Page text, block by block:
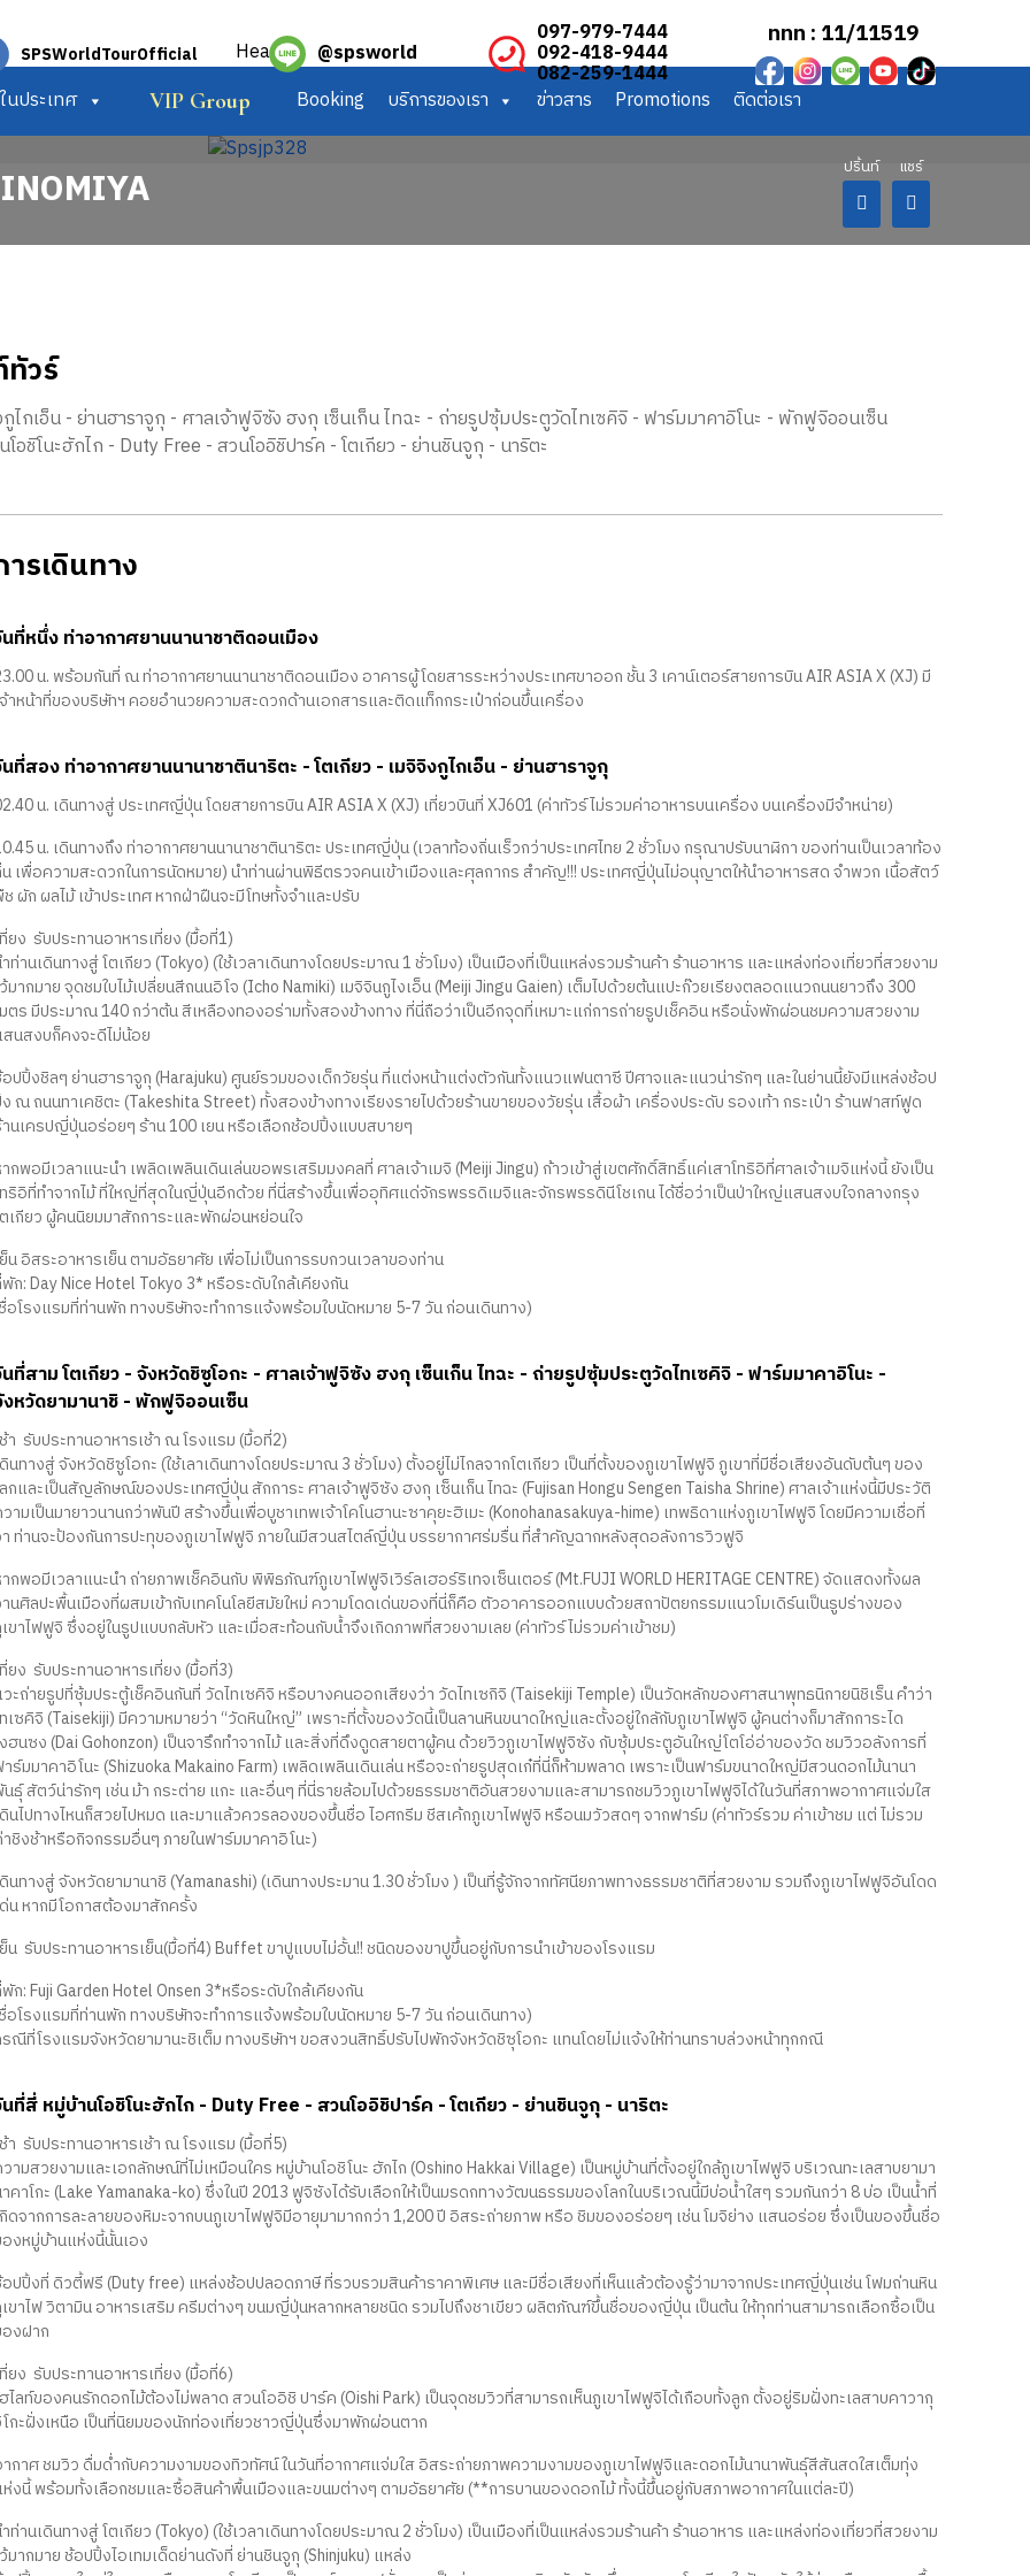
SPSWorldTourOfficial @spsworld
097-979-7444
092-418-9444
082-259-1444
ททท : 11/11519
นประเทศ VIP Group Booking บริการของเรา ข่าวสาร Promotions ติดต่อเรา
ทัวร์
ไกเอ็น - ย่านฮาราจูกุ - ศาลเจ้าฟูจิซัง ฮงกุ เซ็นเก็น ไทฉะ - ถ่ายรูปซุ้มประตูวัดไทเซคิจิ - ฟาร์มมาคาอิโนะ - พักฟูจิออนเซ็น
อชิโนะฮักไก - Duty Free - สวนโออิชิปาร์ค - โตเกียว - ย่านชินจูกุ - นาริตะ
รเดินทาง
ที่หนึ่ง ท่าอากาศยานนานาชาติดอนเมือง
น. พร้อมกันที่ ณ ท่าอากาศยานนานาชาติดอนเมือง อาคารผู้โดยสารระหว่างประเทศขาออก ชั้น 3 เคาน์เตอร์สายการบิน AIR ASIA X (XJ) มี
าหน้าที่ของบริษัทฯ คอยอำนวยความสะดวกด้านเอกสารและติดแท็กกระเป๋าก่อนขึ้นเครื่อง
ที่สอง ท่าอากาศยานนานาชาตินาริตะ - โตเกียว - เมจิจิงกูไกเอ็น - ย่านฮาราจูกุ
น. เดินทางสู่ ประเทศญี่ปุ่น โดยสายการบิน AIR ASIA X (XJ) เที่ยวบินที่ XJ601 (ค่าทัวร์ไม่รวมค่าอาหารบนเครื่อง บนเครื่องมีจำหน่าย)
น. เดินทางถึง ท่าอากาศยานนานาชาตินาริตะ ประเทศญี่ปุ่น (เวลาท้องถิ่นเร็วกว่าประเทศไทย 2 ชั่วโมง กรุณาปรับนาฬิกา ของท่านเป็นเวลาท้อง
เพื่อความสะดวกในการนัดหมาย) นำท่านผ่านพิธีตรวจคนเข้าเมืองและศุลกากร สำคัญ!!! ประเทศญี่ปุ่นไม่อนุญาตให้นำอาหารสด จำพวก เนื้อสัตว์
ผัก ผลไม้ เข้าประเทศ หากฝ่าฝืนจะมีโทษทั้งจำและปรับ
ยง รับประทานอาหารเที่ยง (มื้อที่1)
ท่านเดินทางสู่ โตเกียว (Tokyo) (ใช้เวลาเดินทางโดยประมาณ 1 ชั่วโมง) เป็นเมืองที่เป็นแหล่งรวมร้านค้า ร้านอาหาร และแหล่งท่องเที่ยวที่สวยงาม
มากมาย จุดชมใบไม้เปลี่ยนสีถนนอิโจ (Icho Namiki) เมจิจินกูไงเอ็น (Meiji Jingu Gaien) เต็มไปด้วยต้นแปะก๊วยเรียงตลอดแนวถนนยาวถึง 300
ตร มีประมาณ 140 กว่าต้น สีเหลืองทองอร่ามทั้งสองข้างทาง ที่นี่ถือว่าเป็นอีกจุดที่เหมาะแก่การถ่ายรูปเช็คอิน หรือนั่งพักผ่อนชมความสวยงาม
นสงบก็คงจะดีไม่น้อย
ปปิ้งชิลๆ ย่านฮาราจูกุ (Harajuku) ศูนย์รวมของเด็กวัยรุ่น ที่แต่งหน้าแต่งตัวกันทั้งแนวแฟนตาซี ปีศาจและแนวน่ารักๆ และในย่านนี้ยังมีแหล่งช้อป
ณ ถนนทาเคชิตะ (Takeshita Street) ทั้งสองข้างทางเรียงรายไปด้วยร้านขายของวัยรุ่น เสื้อผ้า เครื่องประดับ รองเท้า กระเป๋า ร้านฟาสท์ฟูด
นเครปญี่ปุ่นอร่อยๆ ร้าน 100 เยน หรือเลือกช้อปปิ้งแบบสบายๆ
กพอมีเวลาแนะนำ เพลิดเพลินเดินเล่นขอพรเสริมมงคลที่ ศาลเจ้าเมจิ (Meiji Jingu) ก้าวเข้าสู่เขตศักดิ์สิทธิ์แค่เสาโทริอิที่ศาลเจ้าเมจิแห่งนี้ ยังเป็น
ริอิที่ทำจากไม้ ที่ใหญ่ที่สุดในญี่ปุ่นอีกด้วย ที่นี่สร้างขึ้นเพื่ออุทิศแด่จักรพรรดิเมจิและจักรพรรดินีโชเกน ได้ชื่อว่าเป็นป่าใหญ่แสนสงบใจกลางกรุง
เกียว ผู้คนนิยมมาสักการะและพักผ่อนหย่อนใจ
น อิสระอาหารเย็น ตามอัธยาศัย เพื่อไม่เป็นการรบกวนเวลาของท่าน
ก: Day Nice Hotel Tokyo 3* หรือระดับใกล้เคียงกัน
อโรงแรมที่ท่านพัก ทางบริษัทจะทำการแจ้งพร้อมใบนัดหมาย 5-7 วัน ก่อนเดินทาง)
ที่สาม โตเกียว - จังหวัดชิซูโอกะ - ศาลเจ้าฟูจิซัง ฮงกุ เซ็นเก็น ไทฉะ - ถ่ายรูปซุ้มประตูวัดไทเซคิจิ - ฟาร์มมาคาอิโนะ -
หวัดยามานาชิ - พักฟูจิออนเซ็น
า รับประทานอาหารเช้า ณ โรงแรม (มื้อที่2)
นทางสู่ จังหวัดชิซูโอกะ (ใช้เลาเดินทางโดยประมาณ 3 ชั่วโมง) ตั้งอยู่ไม่ไกลจากโตเกียว เป็นที่ตั้งของภูเขาไฟฟูจิ ภูเขาที่มีชื่อเสียงอันดับต้นๆ ของ
กและเป็นสัญลักษณ์ของประเทศญี่ปุ่น สักการะ ศาลเจ้าฟูจิซัง ฮงกุ เซ็นเก็น ไทฉะ (Fujisan Hongu Sengen Taisha Shrine) ศาลเจ้าแห่งนี้มีประวัติ
ามเป็นมายาวนานกว่าพันปี สร้างขึ้นเพื่อบูชาเทพเจ้าโคโนฮานะซาคุยะฮิเมะ (Konohanasakuya-hime) เทพธิดาแห่งภูเขาไฟฟูจิ โดยมีความเชื่อที่
ท่านจะป้องกันการปะทุของภูเขาไฟฟูจิ ภายในมีสวนสไตล์ญี่ปุ่น บรรยากาศร่มรื่น ที่สำคัญฉากหลังสุดอลังการวิวฟูจิ
กพอมีเวลาแนะนำ ถ่ายภาพเช็คอินกับ พิพิธภัณฑ์ภูเขาไฟฟูจิเวิร์ลเฮอร์ริเทจเซ็นเตอร์ (Mt.FUJI WORLD HERITAGE CENTRE) จัดแสดงทั้งผล
นศิลปะพื้นเมืองที่ผสมเข้ากับเทคโนโลยีสมัยใหม่ ความโดดเด่นของที่นี่ก็คือ ตัวอาคารออกแบบด้วยสถาปัตยกรรมแนวโมเดิร์นเป็นรูปร่างของ
ขาไฟฟูจิ ซึ่งอยู่ในรูปแบบกลับหัว และเมื่อสะท้อนกับน้ำจึงเกิดภาพที่สวยงามเลย (ค่าทัวร์ไม่รวมค่าเข้าชม)
ยง รับประทานอาหารเที่ยง (มื้อที่3)
ะถ่ายรูปที่ซุ้มประตู้เช็คอินกันที่ วัดไทเซคิจิ หรือบางคนออกเสียงว่า วัดไทเซกิจิ (Taisekiji Temple) เป็นวัดหลักของศาสนาพุทธนิกายนิชิเร็น คำว่า
เซคิจิ (Taisekiji) มีความหมายว่า “วัดหินใหญ่” เพราะที่ตั้งของวัดนี้เป็นลานหินขนาดใหญ่และตั้งอยู่ใกลักับภูเขาไฟฟูจิ ผู้คนต่างก็มาสักการะได
ฮนซง (Dai Gohonzon) เป็นจารึกทำจากไม้ และสิ่งที่ดึงดูดสายตาผู้คน ด้วยวิวภูเขาไฟฟูจิซัง กับซุ้มประตูอันใหญ่โตโอ่อ่าของวัด ชมวิวอลังการที่
ร์มมาคาอิโนะ (Shizuoka Makaino Farm) เพลิดเพลินเดินเล่น หรือจะถ่ายรูปสุดเก๋ที่นี่ก็ห้ามพลาด เพราะเป็นฟาร์มขนาดใหญ่มีสวนดอกไม้นานา
ธุ์ สัตว์น่ารักๆ เช่น ม้า กระต่าย แกะ และอื่นๆ ที่นี่รายล้อมไปด้วยธรรมชาติอันสวยงามและสามารถชมวิวภูเขาไฟฟูจิได้ในวันที่สภาพอากาศแจ่มใส
นไปทางไหนก็สวยไปหมด และมาแล้วควรลองของขึ้นชื่อ ไอศกรีม ชีสเค้กภูเขาไฟฟูจิ หรือนมวัวสดๆ จากฟาร์ม (ค่าทัวร์รวม ค่าเข้าชม แต่ ไม่รวม
ชิงช้าหรือกิจกรรมอื่นๆ ภายในฟาร์มมาคาอิโนะ)
นทางสู่ จังหวัดยามานาชิ (Yamanashi) (เดินทางประมาน 1.30 ชั่วโมง ) เป็นที่รู้จักจากทัศนียภาพทางธรรมชาติที่สวยงาม รวมถึงภูเขาไฟฟูจิอันโดด
น หากมีโอกาสต้องมาสักครั้ง
น รับประทานอาหารเย็น(มื้อที่4) Buffet ขาปูแบบไม่อั้น!! ชนิดของขาปูขึ้นอยู่กับการนำเข้าของโรงแรม
ก: Fuji Garden Hotel Onsen 3*หรือระดับใกล้เคียงกัน
อโรงแรมที่ท่านพัก ทางบริษัทจะทำการแจ้งพร้อมใบนัดหมาย 5-7 วัน ก่อนเดินทาง)
ณีที่โรงแรมจังหวัดยามานะชิเต็ม ทางบริษัทฯ ขอสงวนสิทธิ์ปรับไปพักจังหวัดชิซุโอกะ แทนโดยไม่แจ้งให้ท่านทราบล่วงหน้าทุกกณี
ที่สี่ หมู่บ้านโอชิโนะฮักไก - Duty Free - สวนโออิชิปาร์ค - โตเกียว - ย่านชินจูกุ - นาริตะ
า รับประทานอาหารเช้า ณ โรงแรม (มื้อที่5)
ามสวยงามและเอกลักษณ์ที่ไม่เหมือนใคร หมู่บ้านโอชิโนะ ฮักไก (Oshino Hakkai Village) เป็นหมู่บ้านที่ตั้งอยู่ใกล้ภูเขาไฟฟูจิ บริเวณทะเลสาบยามา
คาโกะ (Lake Yamanaka-ko) ซึ่งในปี 2013 ฟูจิซังได้รับเลือกให้เป็นมรดกทางวัฒนธรรมของโลกในบริเวณนี้มีบ่อน้ำใสๆ รวมกันกว่า 8 บ่อ เป็นน้ำที่
ดจากการละลายของหิมะจากบนภูเขาไฟฟูจิมีอายุมามากกว่า 1,200 ปี อิสระถ่ายภาพ หรือ ชิมของอร่อยๆ เช่น โมจิย่าง แสนอร่อย ซึ่งเป็นของขึ้นชื่อ
งหมู่บ้านแห่งนี้นั้นเอง
ปปิ้งที่ ดิวตี้ฟรี (Duty free) แหล่งช้อปปลอดภาษี ที่รวบรวมสินค้าราคาพิเศษ และมีชื่อเสียงที่เห็นแล้วต้องรู้ว่ามาจากประเทศญี่ปุ่นเช่น โฟมถ่านหิน
ขาไฟ วิตามิน อาหารเสริม ครีมต่างๆ ขนมญี่ปุ่นหลากหลายชนิด รวมไปถึงชาเขียว ผลิตภัณฑ์ขึ้นชื่อของญี่ปุ่น เป็นต้น ให้ทุกท่านสามารถเลือกซื้อเป็น
งฝาก
ยง รับประทานอาหารเที่ยง (มื้อที่6)
ไลท์ของคนรักดอกไม้ต้องไม่พลาด สวนโออิชิ ปาร์ค (Oishi Park) เป็นจุดชมวิวที่สามารถเห็นภูเขาไฟฟูจิได้เกือบทั้งลูก ตั้งอยู่ริมฝั่งทะเลสาบคาวากุ
กะฝั่งเหนือ เป็นที่นิยมของนักท่องเที่ยวชาวญี่ปุ่นซึ่งมาพักผ่อนตาก
กาศ ชมวิว ดื่มด่ำกับความงามของทิวทัศน์ ในวันที่อากาศแจ่มใส อิสระถ่ายภาพความงามของภูเขาไฟฟูจิและดอกไม้นานาพันธุ์สีสันสดใสเต็มทุ่ง
งนี้ พร้อมทั้งเลือกชมและซื้อสินค้าพื้นเมืองและขนมต่างๆ ตามอัธยาศัย (**การบานของดอกไม้ ทั้งนี้ขึ้นอยู่กับสภาพอากาศในแต่ละปี)
ท่านเดินทางสู่ โตเกียว (Tokyo) (ใช้เวลาเดินทางโดยประมาณ 2 ชั่วโมง) เป็นเมืองที่เป็นแหล่งรวมร้านค้า ร้านอาหาร และแหล่งท่องเที่ยวที่สวยงาม
มากมาย ช้อปปิ้งไอเทมเด็ดย่านดังที่ ย่านชินจูกุ (Shinjuku) แหล่ง